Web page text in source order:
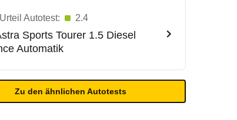
Autotest: 2.4
Sports Tourer 1.5 Diesel
Automatik
Zu den ähnlichen Autotests